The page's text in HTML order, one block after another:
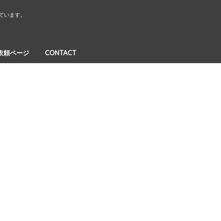
ます。
頼ページ CONTACT